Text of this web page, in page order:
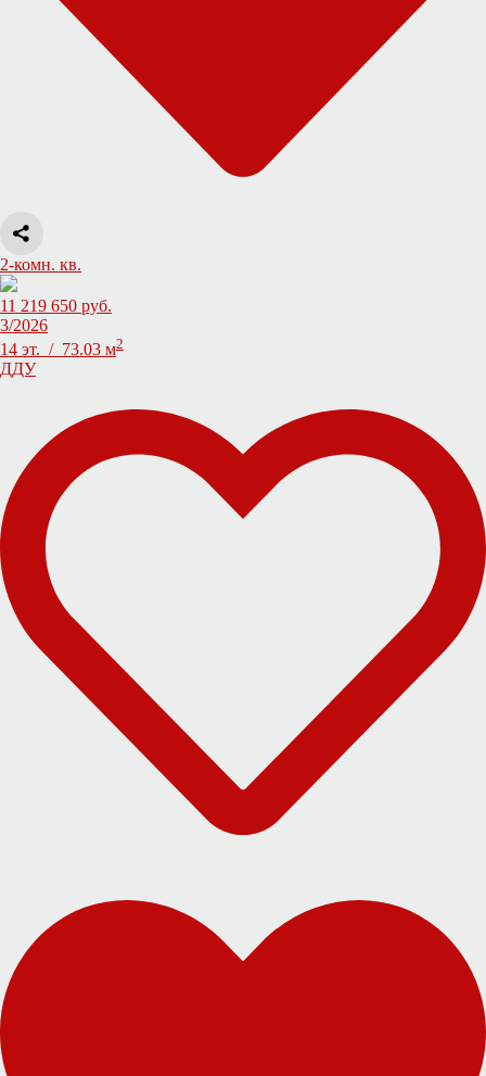
2-комн. кв.
11 219 650 руб.
3/2026
14 эт. / 73.03 м2
ДДУ